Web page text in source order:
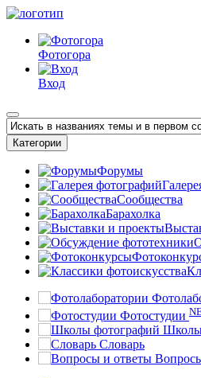
Фотогора
Вход
Категории
Форумы
Сообщества
Барахолка
Фотостудии
Школы
Словарь